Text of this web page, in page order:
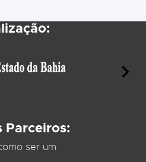
Parceiros:
ser um